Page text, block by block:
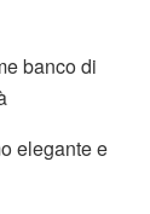
banco di
elegante e